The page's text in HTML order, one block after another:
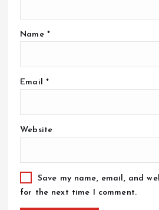
Name *
Email *
Website
Save my name, email, and
for the next time I comment.